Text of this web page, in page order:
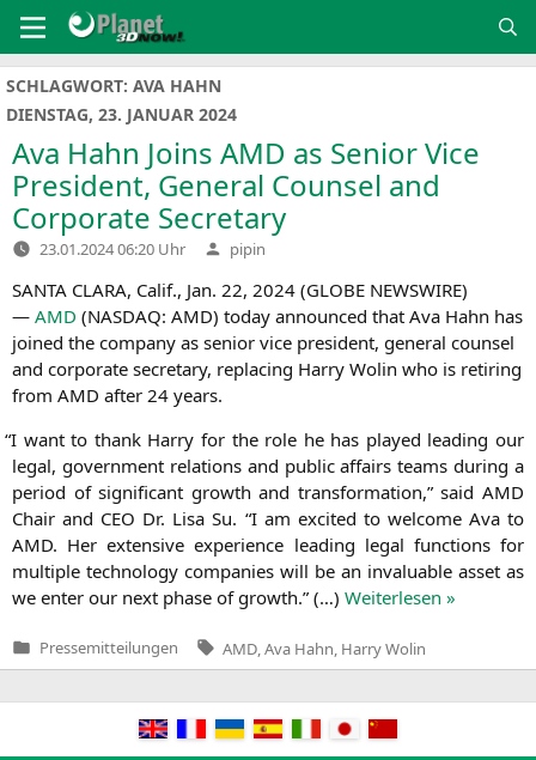
Inhalt
springen
SCHLAGWORT: AVA HAHN
DIENSTAG, 23. JANUAR 2024
Ava Hahn Joins AMD as Senior Vice
President, General Counsel and
Corporate Secretary
23.01.2024 06:20 Uhr Verfasst
von
pipin
SANTA CLARA, Calif., Jan. 22, 2024 (GLOBE NEWSWIRE)
— AMD (NASDAQ: AMD) today announ­ced that Ava Hahn has
joi­n­ed the com­pa­ny as seni­or vice pre­si­dent, gene­ral coun­sel
and cor­po­ra­te secre­ta­ry, repla­cing Har­ry Wolin who is reti­ring
from AMD after 24 years.
“I want to thank Har­ry for the role he has play­ed lea­ding our
legal, govern­ment rela­ti­ons and public affairs teams during a
peri­od of signi­fi­cant growth and trans­for­ma­ti­on,” said AMD
Chair and CEO Dr. Lisa Su. “I am exci­ted to wel­co­me Ava to
AMD. Her exten­si­ve expe­ri­ence lea­ding legal func­tions for
mul­ti­ple tech­no­lo­gy com­pa­nies will be an inva­luable asset as
we enter our next pha­se of growth.” (…) Wei­ter­le­sen »
Veröffentlicht
in
Pressemitteilungen Tags:
AMD Ava Hahn Harry Wolin